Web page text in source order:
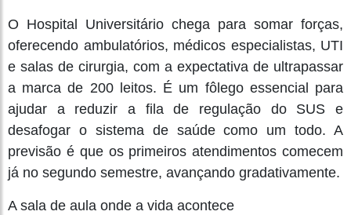
O Hospital Universitário chega para somar forças,
oferecendo ambulatórios, médicos especialistas, UTI
e salas de cirurgia, com a expectativa de ultrapassar
a marca de 200 leitos. É um fôlego essencial para
ajudar a reduzir a fila de regulação do SUS e
desafogar o sistema de saúde como um todo. A
previsão é que os primeiros atendimentos comecem
já no segundo semestre, avançando gradativamente.
A sala de aula onde a vida acontece